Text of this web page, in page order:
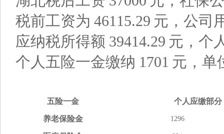
税前工资为 46115.29 元，公司
应纳税所得额 39414.29 元，个
个人五险一金缴纳 1701 元，单
五险一金 个人应缴部分
养老保险金 1296